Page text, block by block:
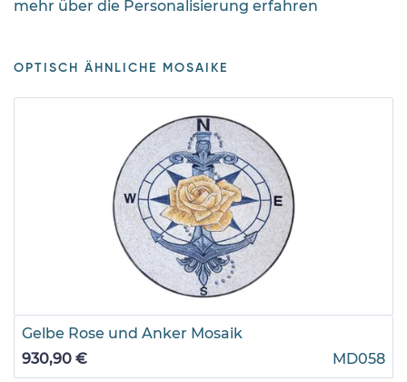
mehr über die Personalisierung erfahren
OPTISCH ÄHNLICHE MOSAIKE
Gelbe Rose und Anker Mosaik
930,90 €
MD058